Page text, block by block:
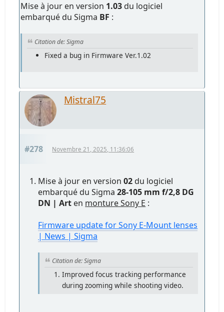
Mise à jour en version 1.03 du logiciel
embarqué du Sigma BF :
Citation de: Sigma
Fixed a bug in Firmware Ver.1.02
Mistral75
#278 Novembre 21, 2025, 11:36:06
Mise à jour en version02 du logiciel
embarqué du Sigma28-105 mm f/2,8 DG
DN | Art en monture Sony E :
Firmware update for Sony E-Mount lenses
| News | Sigma
Citation de: Sigma
Improved focus tracking performance
during zooming while shooting video.